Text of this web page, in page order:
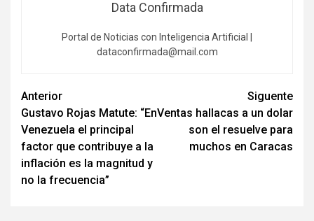
Data Confirmada
Portal de Noticias con Inteligencia Artificial |
dataconfirmada@mail.com
Navegación
de
entradas
Anterior
Gustavo Rojas Matute: “En
Venezuela el principal
factor que contribuye a la
inflación es la magnitud y
no la frecuencia”
Siguente
Ventas hallacas a un dolar
son el resuelve para
muchos en Caracas